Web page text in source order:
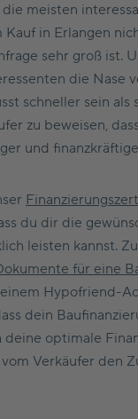
die meisten
Kauf in Erlangen
sehr groß ist.
die Nase
schneller sein als
zu beweisen,
und
du dir die
leisten kannst.
für eine
Hypofriend-
dein
deine optimale
Verkäufer den